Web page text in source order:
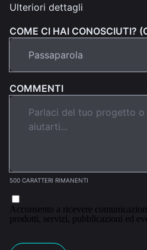
Ulteriori dettagli
COME CI HAI CONOSCIUTI?
COMMENTI
500 CARATTERI RIMANENTI
Acconsento a ricevere
prodotti, servizi, pubblicazioni ed